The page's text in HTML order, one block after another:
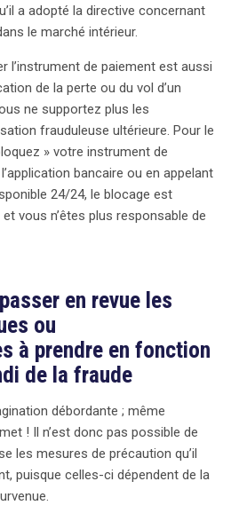
a adopté la directive concernant
le marché intérieur.
l’instrument de paiement est aussi
de la perte ou du vol d’un
ne supportez plus les
frauduleuse ultérieure. Pour le
» votre instrument de
bancaire ou en appelant
24/24, le blocage est
vous n’êtes plus responsable de
en revue les
ou
à prendre en fonction
de la fraude
débordante ; même
! Il n’est donc pas possible de
les mesures de précaution qu’il
puisque celles-ci dépendent de la